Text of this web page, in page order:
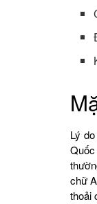
Lý
chữ
thoải